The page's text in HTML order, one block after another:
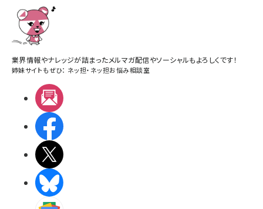
業界情報やナレッジが詰まったメルマガ配信やソーシャルもよろしくです！
姉妹サイトもぜひ： ネッ担・ ネッ担お悩み相談室